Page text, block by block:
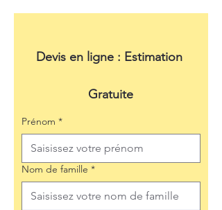
Devis en ligne : Estimation
Gratuite
Prénom *
Nom de famille *